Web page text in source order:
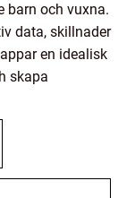
barn och vuxna.
data, skillnader
en idealisk
skapa